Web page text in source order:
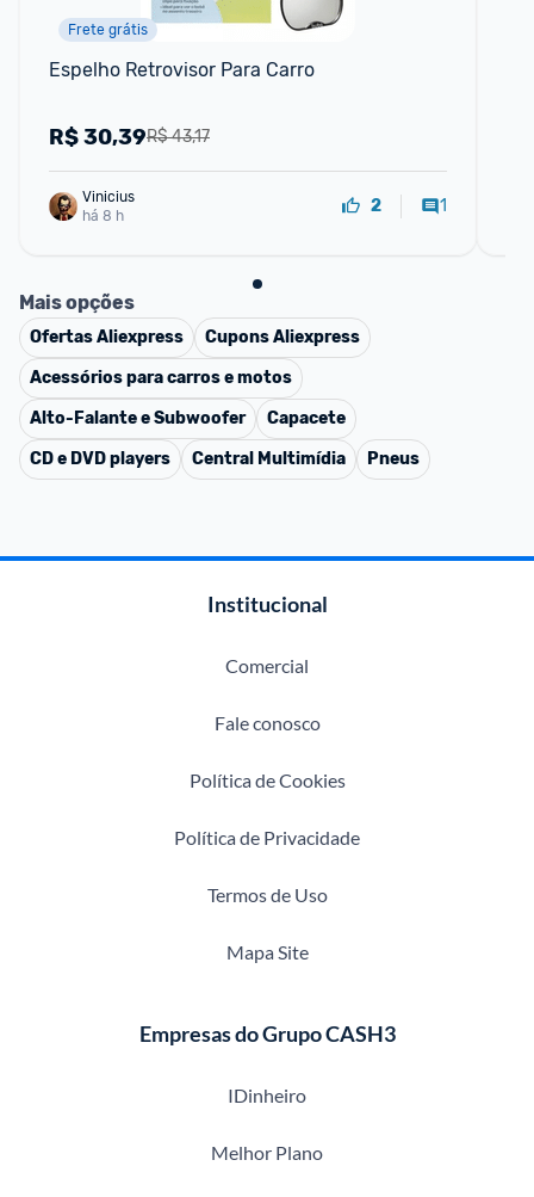
Frete grátis
Espelho Retrovisor Para Carro
R$ 43,17
R$30,39
Vinicius
há 8 h
2 1
Mais opções
OfertasAliexpress CuponsAliexpress
Acessórios para carros e motos
Alto-Falante e Subwoofer
Capacete
CD e DVD players
Central Multimídia Pneus
Institucional
Comercial
Fale conosco
Política de Cookies
Política de Privacidade
Termos de Uso
Mapa Site
Empresas do Grupo CASH3
IDinheiro
Melhor Plano